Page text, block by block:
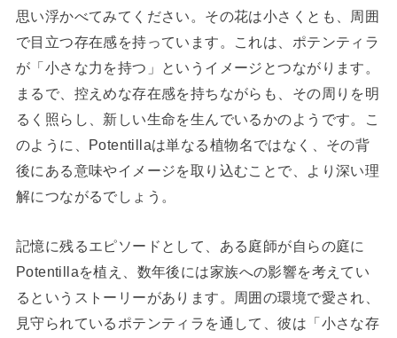
思い浮かべてみてください。その花は小さくとも、周囲
で目立つ存在感を持っています。これは、ポテンティラ
が「小さな力を持つ」というイメージとつながります。
まるで、控えめな存在感を持ちながらも、その周りを明
るく照らし、新しい生命を生んでいるかのようです。こ
のように、Potentillaは単なる植物名ではなく、その背
後にある意味やイメージを取り込むことで、より深い理
解につながるでしょう。
記憶に残るエピソードとして、ある庭師が自らの庭に
Potentillaを植え、数年後には家族への影響を考えてい
るというストーリーがあります。周囲の環境で愛され、
見守られているポテンティラを通して、彼は「小さな存